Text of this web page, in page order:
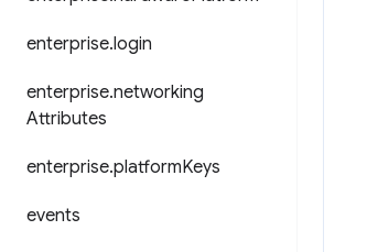
enterprise.login
enterprise.networking
Attributes
enterprise.platformKeys
events